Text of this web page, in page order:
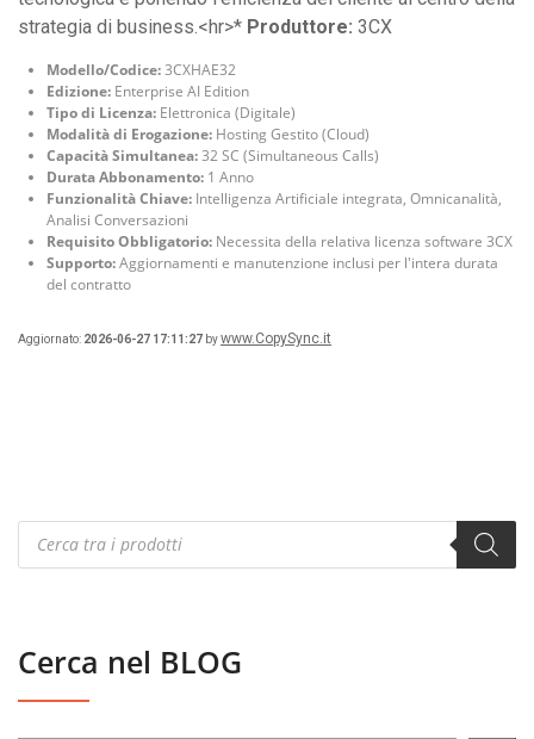
strategia di business.<hr>* Produttore: 3CX
Modello/Codice:3CXHAE32
Edizione: Enterprise AI Edition
Tipo di Licenza: Elettronica (Digitale)
Modalità di Erogazione: Hosting Gestito (Cloud)
Capacità Simultanea:32 SC (Simultaneous Calls)
Durata Abbonamento: 1 Anno
Funzionalità Chiave: Intelligenza Artificiale integrata, Omnicanalità,
Analisi Conversazioni
Requisito Obbligatorio: Necessita della relativa licenza software 3CX
Supporto:Aggiornamenti e manutenzione inclusi per l'intera durata
del contratto
Aggiornato: 2026-06-27 17:11:27 bywww.CopySync.it
Products
search
Cerca nel BLOG